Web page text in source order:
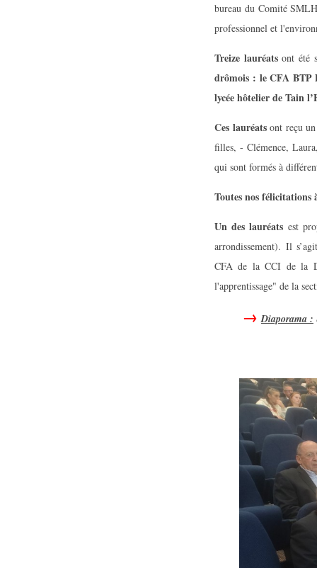
bureau du Comité
professionnel et
Treize lauréatsont été
drômois : le CFA BTP
lycée hôtelier de Tain
Ces lauréatsont reçu
filles, - Clémence,
qui sont formés à
Toutes nos félicitations
Un des lauréats est
arrondissement). Il
CFA de la CCI de la
l'apprentissage" de la
Diaporama :